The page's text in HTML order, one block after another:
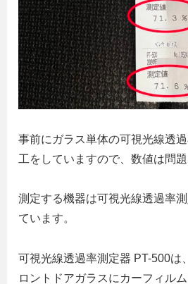
事前にガラス単体の可視光線透
工をしていますので、数値は問題
測定する機器は可視光線透過率
ています。
可視光線透過率測定器 PT-500は
ロントドアガラスにカーフィル